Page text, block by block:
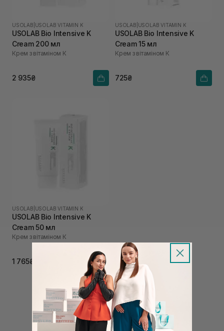
USOLAB USOLAB VITAMIN K
USOLAB Bio Intensive K
Cream 200 мл
Крем з вітаміном К
2 935₴
USOLAB USOLAB VITAMIN K
USOLAB Bio Intensive K
Cream 15 мл
Крем з вітаміном К
725₴
USOLAB USOLAB VITAMIN K
USOLAB Bio Intensive K
Cream 50 мл
Крем з вітаміном К
1 765₴